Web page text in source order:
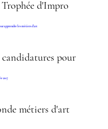
d'Impro
candidatures pour
métiers d'art